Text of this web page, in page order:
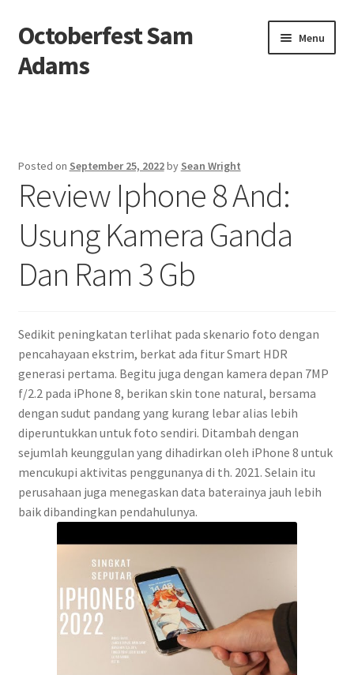
Skip
to
navigation
Skip
to
content
Octoberfest Sam
Adams
Menu
Contact us
Privacy Policy
Posted on September 25, 2022by Sean Wright
Review Iphone 8 And:
Usung Kamera Ganda
Dan Ram 3 Gb
Sedikit peningkatan terlihat pada skenario foto dengan
pencahayaan ekstrim, berkat ada fitur Smart HDR
generasi pertama. Begitu juga dengan kamera depan 7MP
f/2.2 pada iPhone 8, berikan skin tone natural, bersama
dengan sudut pandang yang kurang lebar alias lebih
diperuntukkan untuk foto sendiri. Ditambah dengan
sejumlah keunggulan yang dihadirkan oleh iPhone 8 untuk
mencukupi aktivitas penggunanya di th. 2021. Selain itu
perusahaan juga menegaskan data baterainya jauh lebih
baik dibandingkan pendahulunya.